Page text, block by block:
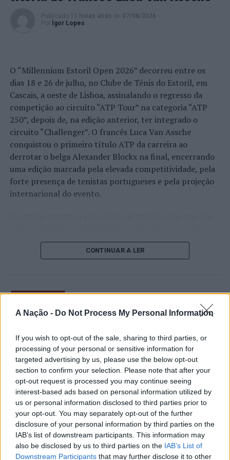
A Nação - Do Not Process My Personal Information
If you wish to opt-out of the sale, sharing to third parties, or
processing of your personal or sensitive information for
targeted advertising by us, please use the below opt-out
section to confirm your selection. Please note that after your
opt-out request is processed you may continue seeing
interest-based ads based on personal information utilized by
us or personal information disclosed to third parties prior to
your opt-out. You may separately opt-out of the further
disclosure of your personal information by third parties on the
IAB’s list of downstream participants. This information may
also be disclosed by us to third parties on the IAB’s List of
Downstream Participants that may further disclose it to other
Santa Marta de Penaguião recebe exposição “Celebrar o
Anadia: Construção da Rotunda no Peneireiro tem início
nos próximos dias
Publicado 11 horas atrás on 07/08/2026
Por
Ígor Lopes
O “Millennium Estoril Open 2026” decorreu entre os
dias 18 e 26 de julho, no Clube de Ténis do Estoril, em
Cascais, a oeste de Lisboa, assinalando o regresso da
competição ao circuito “ATP Tour” na categoria “ATP
250”, depois de, na edição anterior, ter integrado o
circuito “Challenger”. O francês Luca Van Assche
conquistou o primeiro título ATP da carreira ao
derrotar o belga Alexander Blockx na final, encerrando
uma edição marcada pela elevada competitividade, pela
forte presença de tenistas portugueses e pela projeção
internacional do evento.
de um lugar no quadro principal. A cerimónia de
abertura contou com a presença do presidente da
início de uma competição que voltou a colocar o
ténis.
Apesar das desistências de última hora de jogadores
como Casper Ruud (Noruega), Alejandro Davidovich
Fokina (Espanha) e Matteo Arnaldi (Itália), a prova
apresentou um quadro competitivo de elevado nível,
liderado pelo russo Andrey Rublev, primeiro cabeça de
série, pelo italiano Luciano Darderi, pelo chileno
Alejandro Tabilo e pelo belga Alexander Blockx.
Um dos momentos mais aguardados da semana foi
também o regresso do suíço Stan Wawrinka ao Estoril,
integrado na digressão de despedida do antigo vencedor
CONTINUAR A LER
ATUALIDADE
Castelo Branco: “Bienal
Internacional de Artes e Ofícios”
promete afirmar artesanato,
património e inovação como
“motores de desenvolvimento
económico e cultural” do município
português
Publicado 17 horas atrás on
07/08/2026
Por Ígor Lopes